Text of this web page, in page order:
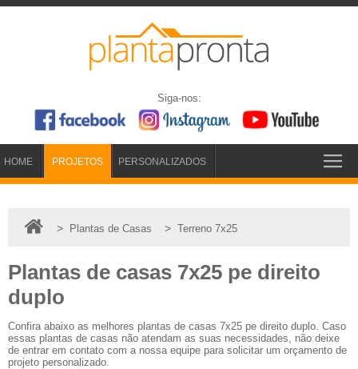
Siga-nos:
HOME PROJETOS PERSONALIZADOS
> Plantas de Casas > Terreno 7x25
Plantas de casas 7x25 pe direito
duplo
Confira abaixo as melhores plantas de casas 7x25 pe direito duplo. Caso
essas plantas de casas não atendam as suas necessidades, não deixe
de entrar em contato com a nossa equipe para solicitar um orçamento de
projeto personalizado.